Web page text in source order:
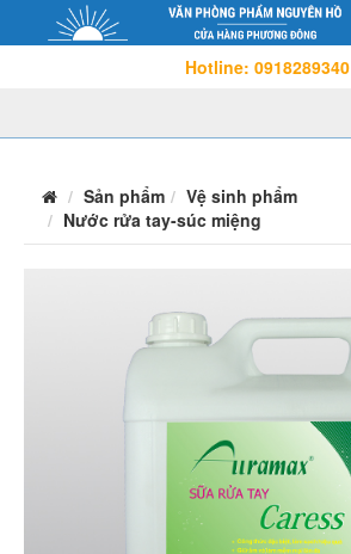
Hotline: 0918289340
Sản phẩm
Vệ sinh phẩm
Nước rửa tay-súc miệng